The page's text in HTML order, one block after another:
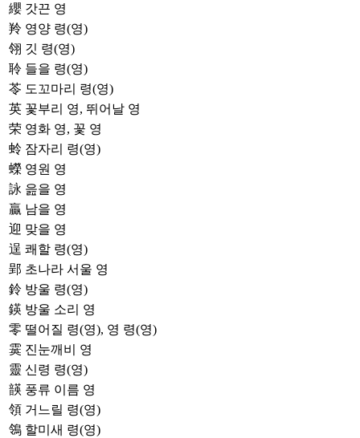
纓 갓끈 영
羚 영양 령(영)
翎 깃 령(영)
聆 들을 령(영)
苓 도꼬마리 령(영)
英 꽃부리 영, 뛰어날 영
荣 영화 영, 꽃 영
蛉 잠자리 령(영)
蠑 영원 영
詠 읊을 영
贏 남을 영
迎 맞을 영
逞 쾌할 령(영)
郢 초나라 서울 영
鈴 방울 령(영)
鍈 방울 소리 영
零 떨어질 령(영), 영 령(영)
霙 진눈깨비 영
靈 신령 령(영)
韺 풍류 이름 영
領 거느릴 령(영)
鴒 할미새 령(영)